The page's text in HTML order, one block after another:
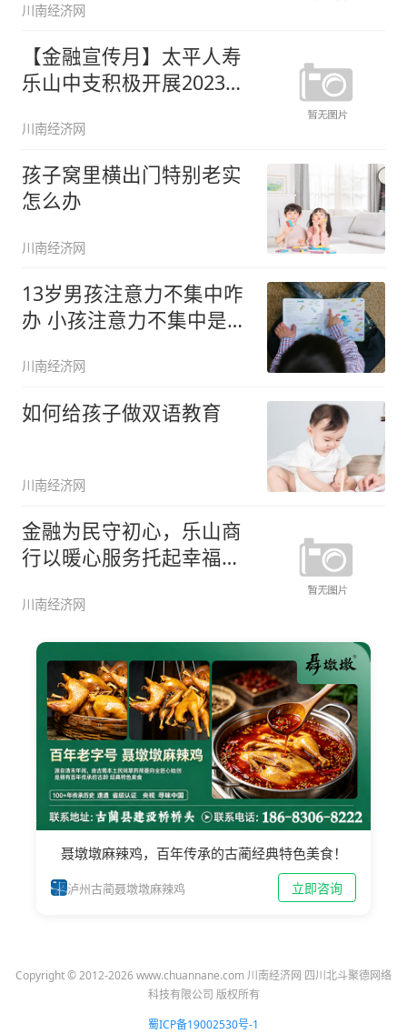
川南经济网
【金融宣传月】太平人寿
乐山中支积极开展2023年
川南经济网
孩子窝里横出门特别老实
怎么办
川南经济网
13岁男孩注意力不集中咋
办 小孩注意力不集中是多
川南经济网
如何给孩子做双语教育
川南经济网
金融为民守初心，乐山商
行以暖心服务托起幸福
川南经济网
聂墩墩麻辣鸡，百年传承的古蔺经典特色美食！
泸州古蔺聂墩墩麻辣鸡 立即咨询
Copyright © 2012-2026 www.chuannane.com 川南经济网 四川北斗聚德网络
科技有限公司 版权所有
蜀ICP备19002530号-1